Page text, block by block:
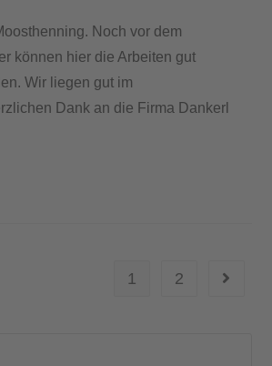
Noch vor dem
können hier die Arbeiten gut
Wir liegen gut im
Dank an die Firma Dankerl
1 2